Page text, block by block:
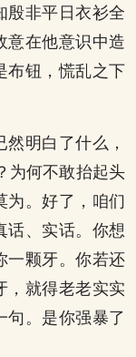
殷非平日衣衫全
意在他意识中造
布钮，慌乱之下
明白了什么，
为何不敢抬起头
为。好了，咱们
、实话。你想
一颗牙。你若还
，就得老老实实
句。是你强暴了